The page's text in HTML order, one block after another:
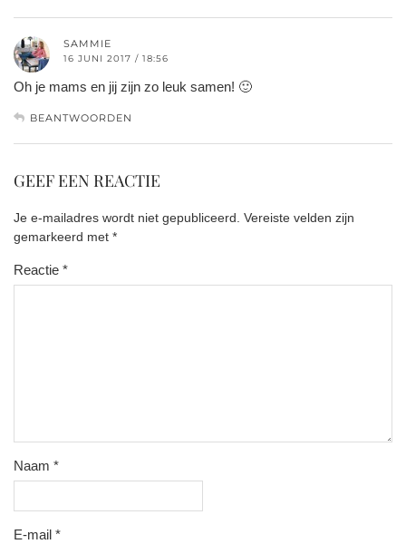
SAMMIE
16 JUNI 2017 / 18:56
Oh je mams en jij zijn zo leuk samen! 🙂
BEANTWOORDEN
GEEF EEN REACTIE
Je e-mailadres wordt niet gepubliceerd. Vereiste velden zijn
gemarkeerd met *
Reactie *
Naam *
E-mail *